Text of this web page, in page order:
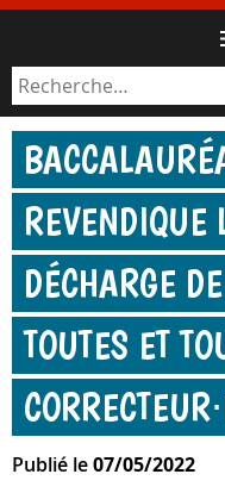
REVENDIQUE
DÉCHARGE
TOUTES ET
Publié le07/05/2022